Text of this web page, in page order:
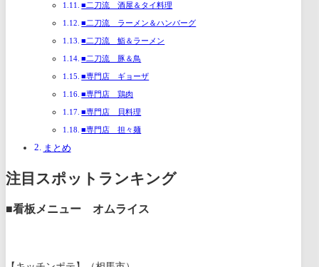
■二刀流 酒屋＆タイ料理
■二刀流 ラーメン＆ハンバーグ
■二刀流 鮨＆ラーメン
■二刀流 豚＆鳥
■専門店 ギョーザ
■専門店 鶏肉
■専門店 貝料理
■専門店 担々麺
まとめ
注目スポットランキング
■看板メニュー オムライス